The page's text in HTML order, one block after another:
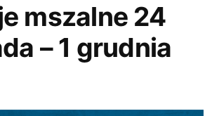
mszalne 24
– 1 grudnia